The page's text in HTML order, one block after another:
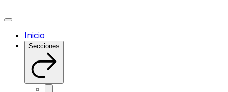
Inicio
Secciones